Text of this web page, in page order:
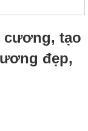
cương, tạo
đẹp,